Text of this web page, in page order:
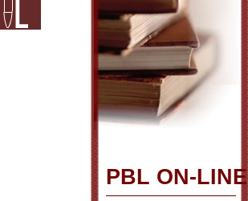
PBL ON-LINE